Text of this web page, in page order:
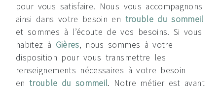
pour vous satisfaire. Nous vous accompagnons
ainsi dans votre besoin en trouble du sommeil
et sommes à l’écoute de vos besoins. Si vous
habitez à Gières, nous sommes à votre
disposition pour vous transmettre les
renseignements nécessaires à votre besoin
entrouble du sommeil. Notre métier est avant